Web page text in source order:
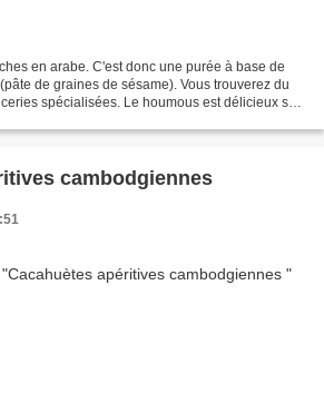
en arabe. C'est donc une purée à base de
de graines de sésame). Vous trouverez du
spécialisées. Le houmous est délicieux sur
cambodgiennes